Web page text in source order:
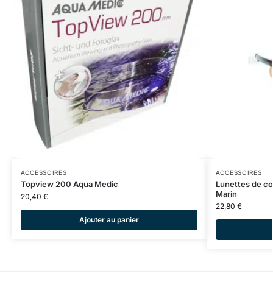
ACCESSOIRES
Topview 200 Aqua Medic
20,40 €
Ajouter au panier
ACCESSOIRES
Lunettes de
Marin
22,80 €